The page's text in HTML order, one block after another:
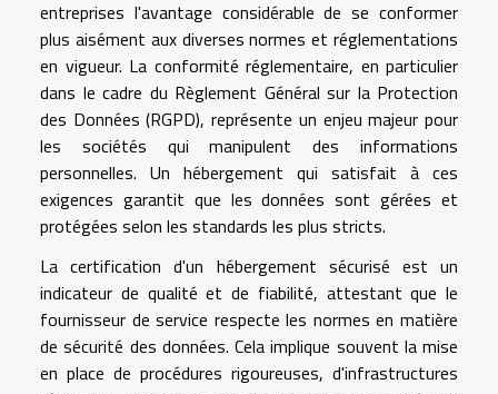
entreprises l'avantage considérable de se conformer
plus aisément aux diverses normes et réglementations
en vigueur. La conformité réglementaire, en particulier
dans le cadre du Règlement Général sur la Protection
des Données (RGPD), représente un enjeu majeur pour
les sociétés qui manipulent des informations
personnelles. Un hébergement qui satisfait à ces
exigences garantit que les données sont gérées et
protégées selon les standards les plus stricts.
La certification d'un hébergement sécurisé est un
indicateur de qualité et de fiabilité, attestant que le
fournisseur de service respecte les normes en matière
de sécurité des données. Cela implique souvent la mise
en place de procédures rigoureuses, d'infrastructures